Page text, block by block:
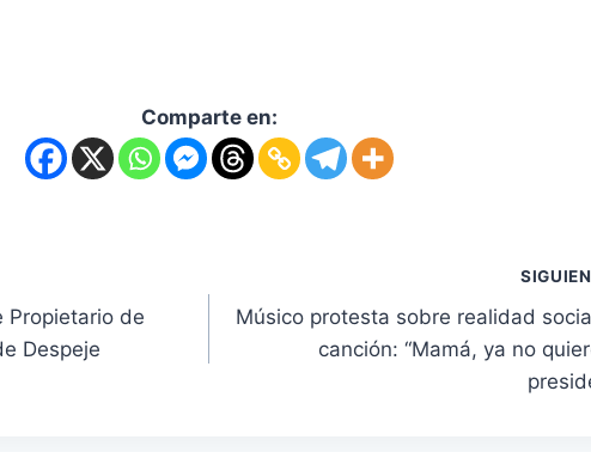
Comparte en:
Propietario de
Despeje
Músico protesta sobre realidad
canción: “Mamá, ya no